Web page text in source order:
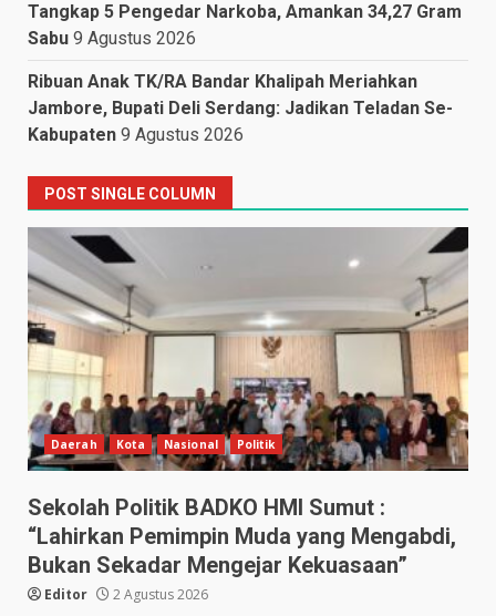
Tangkap 5 Pengedar Narkoba, Amankan 34,27 Gram
Sabu 9 Agustus 2026
Ribuan Anak TK/RA Bandar Khalipah Meriahkan
Jambore, Bupati Deli Serdang: Jadikan Teladan Se-
Kabupaten 9 Agustus 2026
POST SINGLE COLUMN
Daerah Kota Nasional Politik
Sekolah Politik BADKO HMI Sumut :
“Lahirkan Pemimpin Muda yang Mengabdi,
Bukan Sekadar Mengejar Kekuasaan”
Editor 2 Agustus 2026